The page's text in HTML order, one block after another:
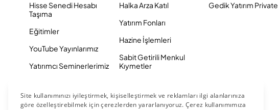
Hisse Senedi Hesabı
Taşıma
Eğitimler
YouTube Yayınlarımız
Yatırımcı Seminerlerimiz
Halka Arza Katıl
Yatırım Fonları
Hazine İşlemleri
Sabit Getirili Menkul
Kıymetler
Tahvil ve Bono
Gedik Yatırım Private